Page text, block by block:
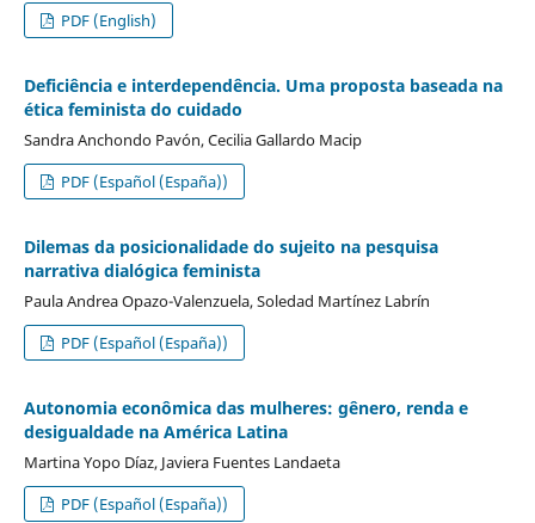
PDF (English)
Deficiência e interdependência. Uma proposta baseada na
ética feminista do cuidado
Sandra Anchondo Pavón, Cecilia Gallardo Macip
PDF (Español (España))
Dilemas da posicionalidade do sujeito na pesquisa
narrativa dialógica feminista
Paula Andrea Opazo-Valenzuela, Soledad Martínez Labrín
PDF (Español (España))
Autonomia econômica das mulheres: gênero, renda e
desigualdade na América Latina
Martina Yopo Díaz, Javiera Fuentes Landaeta
PDF (Español (España))